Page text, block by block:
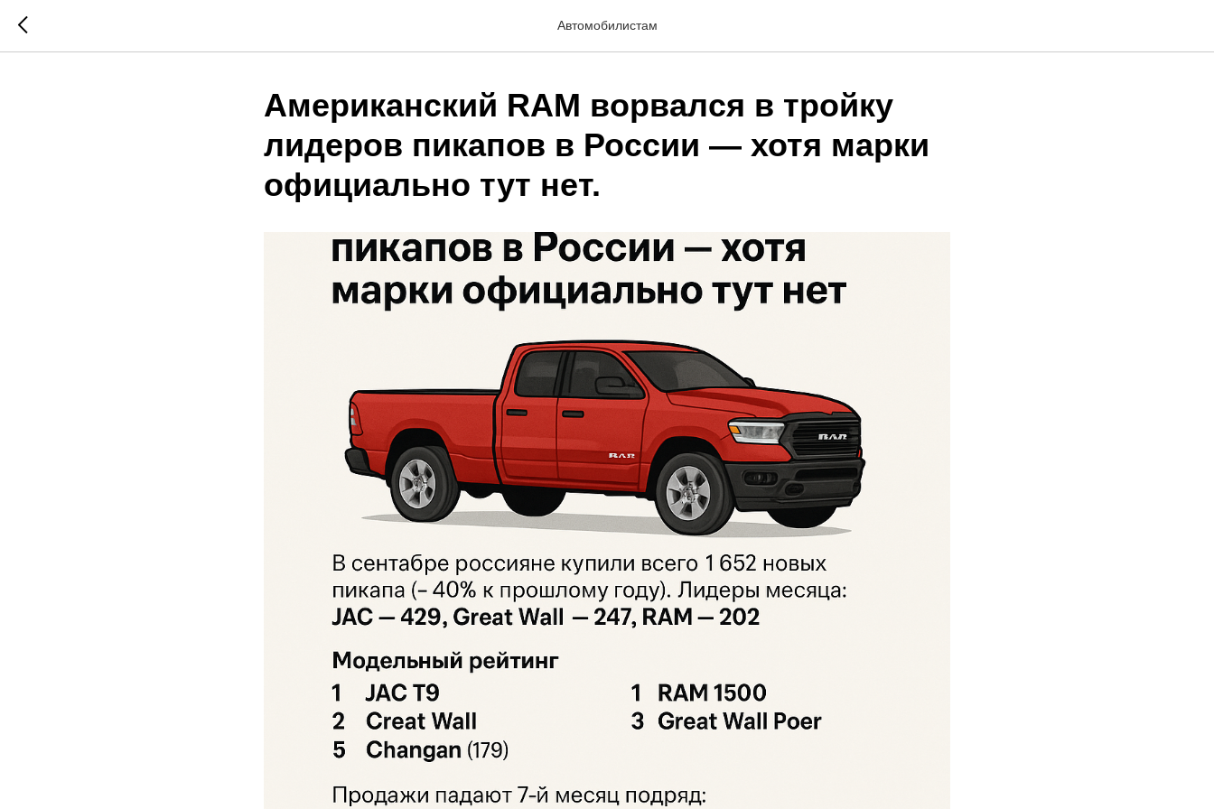
Автомобилистам
Американский RAM ворвался в тройку
лидеров пикапов в России — хотя марки
официально тут нет.